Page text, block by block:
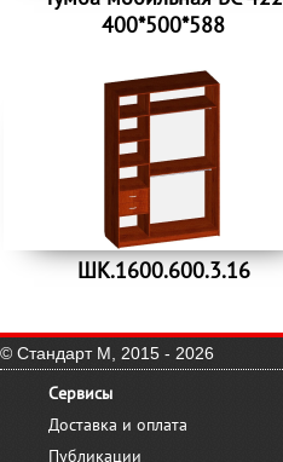
400*500*588
ШК.1600.600.3.16
© Стандарт М, 2015 - 2026
Сервисы
Доставка и оплата
Публикации